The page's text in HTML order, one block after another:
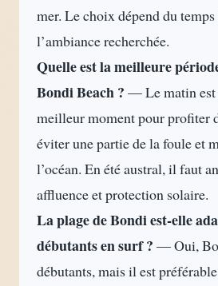
mer. Le choix dépend du
l’ambiance recherchée.
Quelle est la meilleure
Bondi Beach ? — Le matin est
meilleur moment pour profiter
éviter une partie de la foule et
l’océan. En été austral, il faut
affluence et protection solaire.
La plage de Bondi est-elle
débutants en surf ? — Oui,
débutants, mais il est